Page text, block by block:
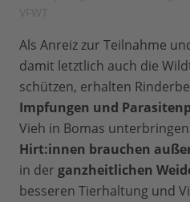
Als Anreiz zur Teilnahme
damit letztlich auch die
schützen, erhalten
Impfungen und
Vieh in Bomas
Hirt:innen brauchen
in der ganzheitlichen
besseren Tierhaltung und